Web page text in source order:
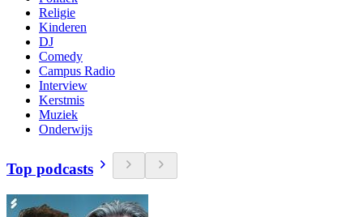
Religie
Kinderen
DJ
Comedy
Campus Radio
Interview
Kerstmis
Muziek
Onderwijs
Top podcasts